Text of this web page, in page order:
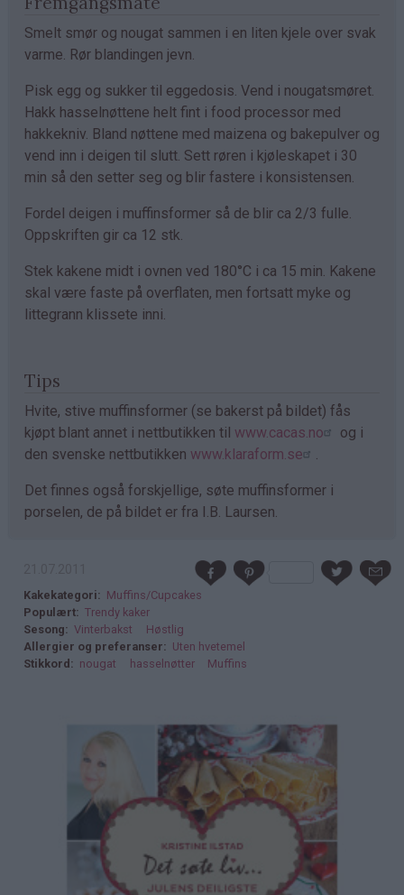
Smelt smør og nougat sammen i en liten kjele over svak
varme. Rør blandingen jevn.
Pisk egg og sukker til eggedosis. Vend i nougatsmøret.
Hakk hasselnøttene helt fint i food processor med
hakkekniv. Bland nøttene med maizena og bakepulver og
vend inn i deigen til slutt. Sett røren i kjøleskapet i 30
min så den setter seg og blir fastere i konsistensen.
Fordel deigen i muffinsformer så de blir ca 2/3 fulle.
Oppskriften gir ca 12 stk.
Stek kakene midt i ovnen ved 180°C i ca 15 min. Kakene
skal være faste på overflaten, men fortsatt myke og
littegrann klissete inni.
Tips
Hvite, stive muffinsformer (se bakerst på bildet) fås
kjøpt blant annet i nettbutikken til www.cacas.no
og i
den svenske nettbutikken www.klaraform.se .
Det finnes også forskjellige, søte muffinsformer i
porselen, de på bildet er fra I.B. Laursen.
Kakekategori
Muffins/Cupcakes
Populært
Trendy kaker
Sesong
Vinterbakst
Høstlig
Allergier og preferanser
Uten hvetemel
Stikkord
nougat hasselnøtter Muffins